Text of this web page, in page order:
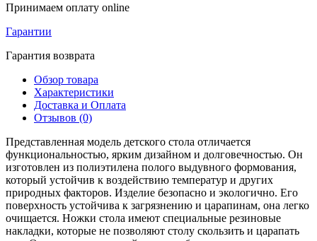
Принимаем оплату online
Гарантии
Гарантия возврата
Обзор товара
Характеристики
Доставка и Оплата
Отзывов (0)
Представленная модель детского стола отличается
функциональностью, ярким дизайном и долговечностью. Он
изготовлен из полиэтилена полого выдувного формования,
который устойчив к воздействию температур и других
природных факторов. Изделие безопасно и экологично. Его
поверхность устойчива к загрязнению и царапинам, она легко
очищается. Ножки стола имеют специальные резиновые
накладки, которые не позволяют столу скользить и царапать